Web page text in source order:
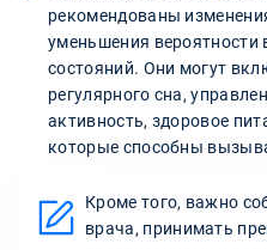
рекомендованы
уменьшения вероятности
состояний. Они могут
регулярного сна,
активность, здоровое
которые способны
Кроме того, важно
врача, принимать